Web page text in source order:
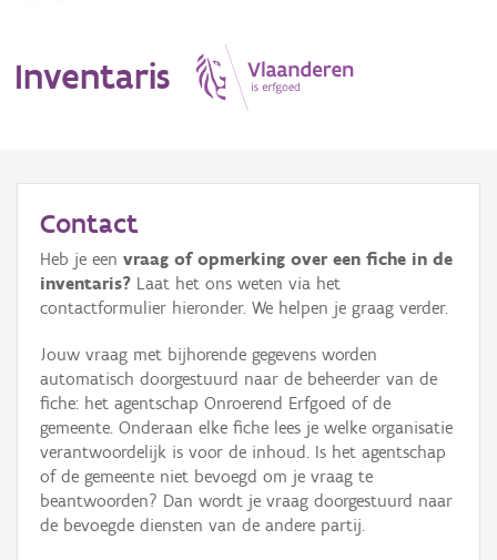
Inventaris
Erfgoedobject
Aanduidingsobject
Waarneming
Thema
Gebeurtenis
Persoon of collectief
Contact
Heb je een vraag of opmerking over een fiche in de
inventaris? Laat het ons weten via het
contactformulier hieronder. We helpen je graag verder.
Jouw vraag met bijhorende gegevens worden
automatisch doorgestuurd naar de beheerder van de
fiche: het agentschap Onroerend Erfgoed of de
gemeente. Onderaan elke fiche lees je welke organisatie
verantwoordelijk is voor de inhoud. Is het agentschap
of de gemeente niet bevoegd om je vraag te
beantwoorden? Dan wordt je vraag doorgestuurd naar
de bevoegde diensten van de andere partij.